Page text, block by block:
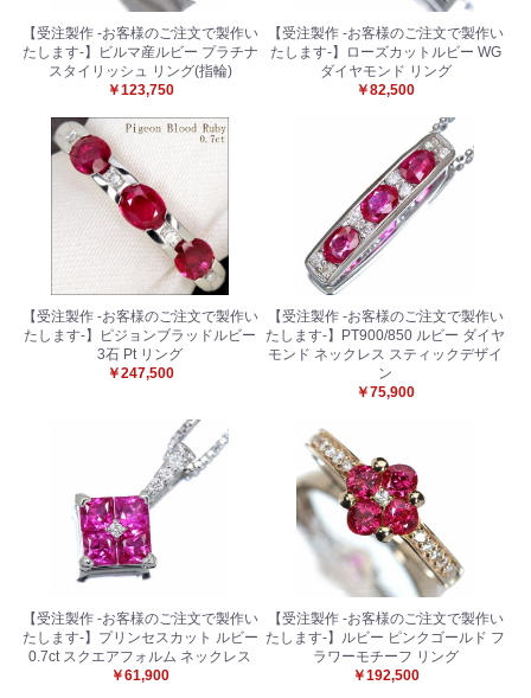
【受注製作 -お客様のご注文で製作い
たします-】ビルマ産ルビー プラチナ
スタイリッシュ リング(指輪)
￥123,750
【受注製作 -お客様のご注文で製作い
たします-】ローズカットルビー WG
ダイヤモンド リング
￥82,500
【受注製作 -お客様のご注文で製作い
たします-】ピジョンブラッドルビー
3石 Pt リング
￥247,500
【受注製作 -お客様のご注文で製作い
たします-】PT900/850 ルビー ダイヤ
モンド ネックレス スティックデザイ
ン
￥75,900
【受注製作 -お客様のご注文で製作い
たします-】プリンセスカット ルビー
0.7ct スクエアフォルム ネックレス
￥61,900
【受注製作 -お客様のご注文で製作い
たします-】ルビー ピンクゴールド フ
ラワーモチーフ リング
￥192,500